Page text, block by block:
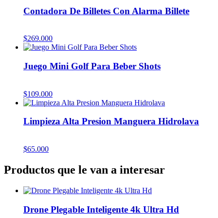
Contadora De Billetes Con Alarma Billete
$269.000
Juego Mini Golf Para Beber Shots
$109.000
Limpieza Alta Presion Manguera Hidrolava
$65.000
Productos que le van a interesar
Drone Plegable Inteligente 4k Ultra Hd